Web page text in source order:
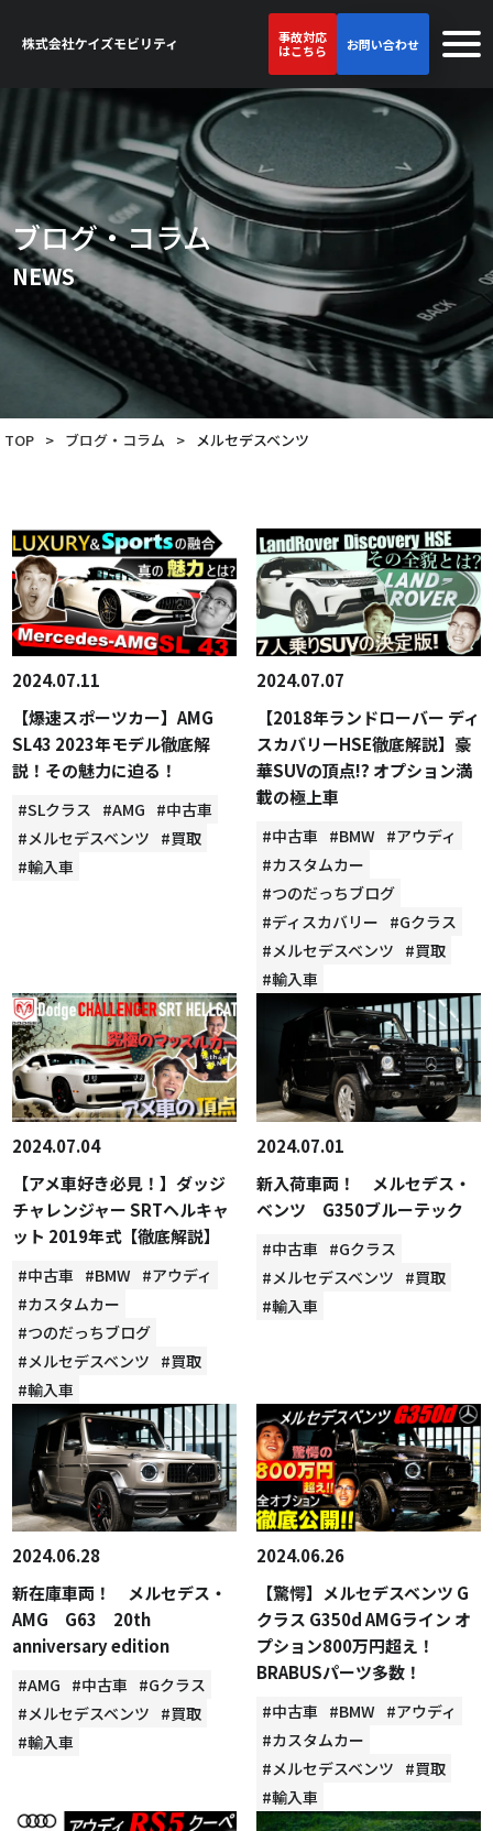
事故対応
はこちら
お問い合わせ
ブログ・コラム
NEWS
TOP > ブログ・コラム > メルセデスベンツ
2024.07.11
【爆速スポーツカー】AMG
SL43 2023年モデル徹底解
説！その魅力に迫る！
#SLクラス #AMG #中古車
#メルセデスベンツ #買取
#輸入車
2024.07.07
【2018年ランドローバー ディ
スカバリーHSE徹底解説】豪
華SUVの頂点!? オプション満
載の極上車
#中古車 #BMW #アウディ
#カスタムカー
#つのだっちブログ
#ディスカバリー #Gクラス
#メルセデスベンツ #買取
#輸入車
2024.07.04
【アメ車好き必見！】ダッジ
チャレンジャー SRTヘルキャ
ット 2019年式【徹底解説】
#中古車 #BMW #アウディ
#カスタムカー
#つのだっちブログ
#メルセデスベンツ #買取
#輸入車
2024.07.01
新入荷車両！ メルセデス・
ベンツ G350ブルーテック
#中古車 #Gクラス
#メルセデスベンツ #買取
#輸入車
2024.06.28
新在庫車両！ メルセデス・
AMG G63 20th
anniversary edition
#AMG #中古車 #Gクラス
#メルセデスベンツ #買取
#輸入車
2024.06.26
【驚愕】メルセデスベンツ G
クラス G350d AMGライン オ
プション800万円超え！
BRABUSパーツ多数！
#中古車 #BMW #アウディ
#カスタムカー
#メルセデスベンツ #買取
#輸入車